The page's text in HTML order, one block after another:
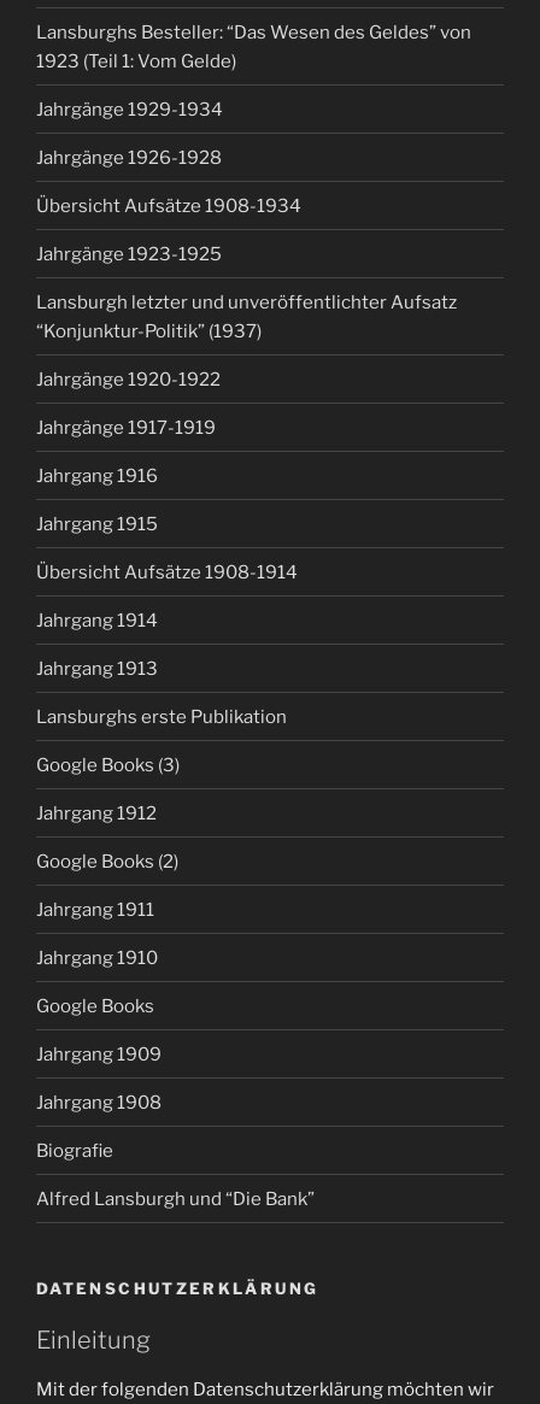
Lansburghs Besteller: “Das Wesen des Geldes” von
1923 (Teil 1: Vom Gelde)
Jahrgänge 1929-1934
Jahrgänge 1926-1928
Übersicht Aufsätze 1908-1934
Jahrgänge 1923-1925
Lansburgh letzter und unveröffentlichter Aufsatz
“Konjunktur-Politik” (1937)
Jahrgänge 1920-1922
Jahrgänge 1917-1919
Jahrgang 1916
Jahrgang 1915
Übersicht Aufsätze 1908-1914
Jahrgang 1914
Jahrgang 1913
Lansburghs erste Publikation
Google Books (3)
Jahrgang 1912
Google Books (2)
Jahrgang 1911
Jahrgang 1910
Google Books
Jahrgang 1909
Jahrgang 1908
Biografie
Alfred Lansburgh und “Die Bank”
DATENSCHUTZERKLÄRUNG
Einleitung
Mit der folgenden Datenschutzerklärung möchten wir